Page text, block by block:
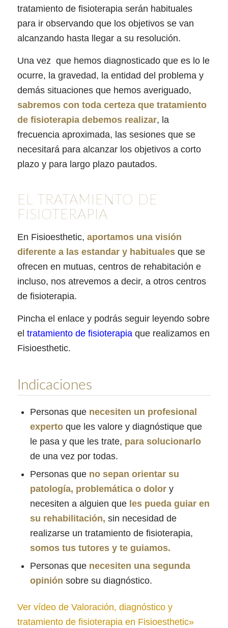
tratamiento de fisioterapia serán habituales
para ir observando que los objetivos se van
alcanzando hasta llegar a su resolución.
Una vez que hemos diagnosticado que es lo le
ocurre, la gravedad, la entidad del problema y
demás situaciones que hemos averiguado,
sabremos con toda certeza que tratamiento
de fisioterapia debemos realizar, la
frecuencia aproximada, las sesiones que se
necesitará para alcanzar los objetivos a corto
plazo y para largo plazo pautados.
EL TRATAMIENTO DE
FISIOTERAPIA
En Fisioesthetic, aportamos una visión
diferente a las estandar y habitualesque se
ofrecen en mutuas, centros de rehabitación e
incluso, nos atrevemos a decir, a otros centros
de fisioterapia.
Pincha el enlace y podrás seguir leyendo sobre
el tratamiento de fisioterapiaque realizamos en
Fisioesthetic.
Indicaciones
Personas quenecesiten un profesional
expertoque les valore y diagnóstique que
le pasa y que les trate, para solucionarlo
de una vez por todas.
Personas queno sepan orientar su
patología, problemática o dolory
necesiten a alguien que les pueda guiar en
su rehabilitación, sin necesidad de
realizarse un tratamiento de fisioterapia,
somos tus tutores y te guiamos.
Personas que necesiten una segunda
opinión sobre su diagnóstico.
Ver vídeo de Valoración, diagnóstico y
tratamiento de fisioterapia en Fisioesthetic»